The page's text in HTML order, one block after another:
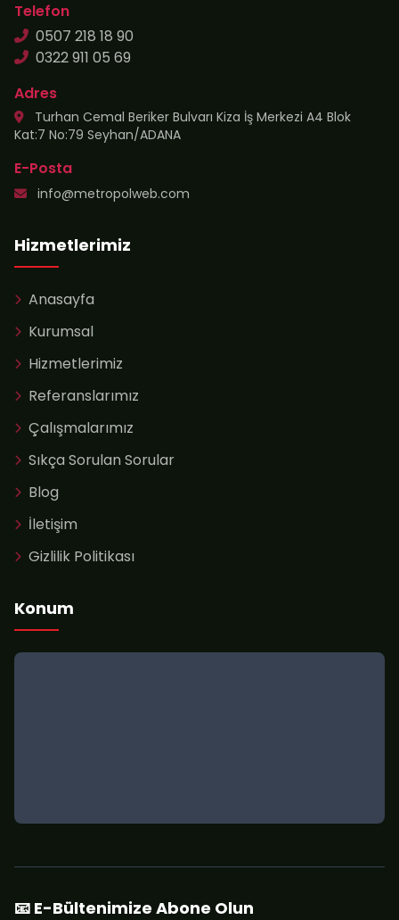
Telefon
0507 218 18 90
0322 911 05 69
Adres
Turhan Cemal Beriker Bulvarı Kiza İş Merkezi A4 Blok
Kat:7 No:79 Seyhan/ADANA
E-Posta
info@metropolweb.com
Hizmetlerimiz
Anasayfa
Kurumsal
Hizmetlerimiz
Referanslarımız
Çalışmalarımız
Sıkça Sorulan Sorular
Blog
İletişim
Gizlilik Politikası
Konum
📧 E-Bültenimize Abone Olun